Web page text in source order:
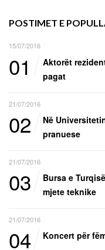
POSTIMET E
15/07/2016
01
Aktorët
pagat
21/07/2016
02
Në
pranuese
21/07/2016
03
Bursa e
mjete teknike
21/07/2016
04 Koncert për